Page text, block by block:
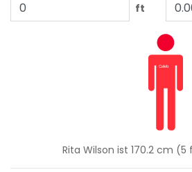
ft
Rita Wilson ist 170.2 cm